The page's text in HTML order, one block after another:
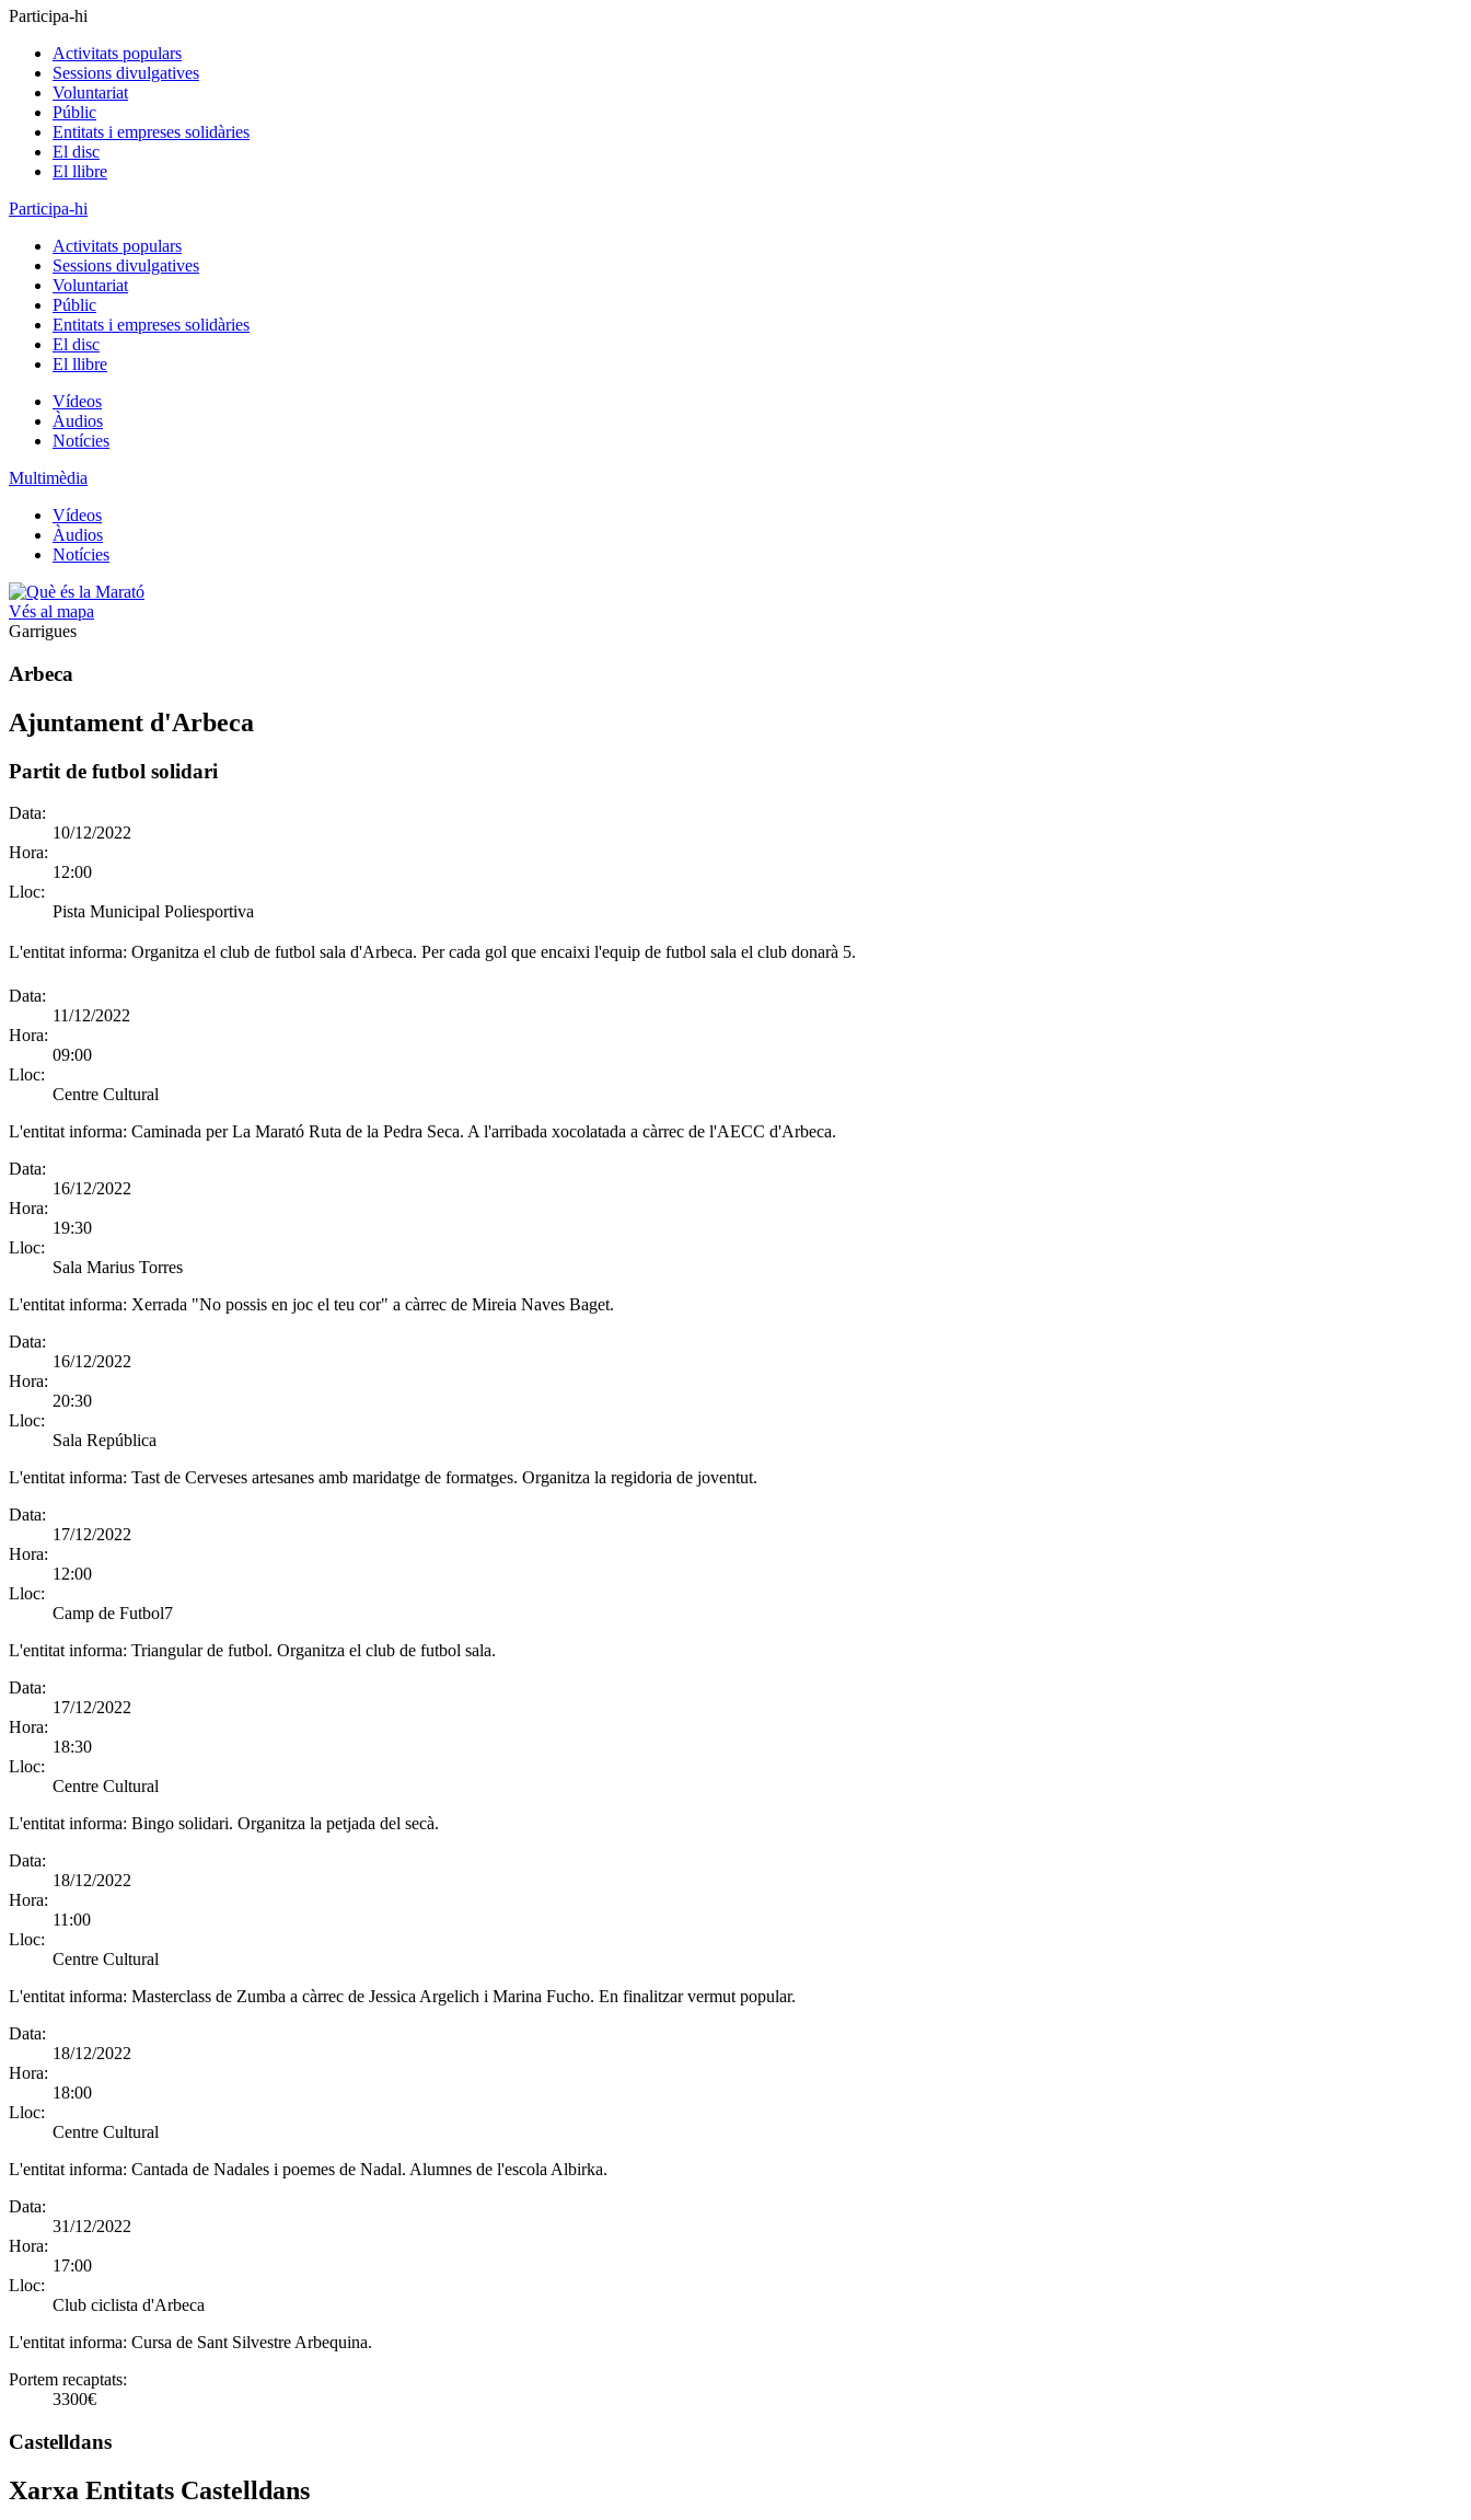
Participa-hi
Activitats populars
Sessions divulgatives
Voluntariat
Públic
Entitats i empreses solidàries
El disc
El llibre
Participa-hi
Activitats populars
Sessions divulgatives
Voluntariat
Públic
Entitats i empreses solidàries
El disc
El llibre
Vídeos
Àudios
Notícies
Multimèdia
Vídeos
Àudios
Notícies
Vés al mapa
Garrigues
Arbeca
Ajuntament d'Arbeca
Partit de futbol solidari
Data:
10/12/2022
Hora:
12:00
Lloc:
Pista Municipal Poliesportiva
L'entitat informa: Organitza el club de futbol sala d'Arbeca. Per cada gol que encaixi l'equip de futbol sala el club donarà 5.
Data:
11/12/2022
Hora:
09:00
Lloc:
Centre Cultural
L'entitat informa: Caminada per La Marató Ruta de la Pedra Seca. A l'arribada xocolatada a càrrec de l'AECC d'Arbeca.
Data:
16/12/2022
Hora:
19:30
Lloc:
Sala Marius Torres
L'entitat informa: Xerrada "No possis en joc el teu cor" a càrrec de Mireia Naves Baget.
Data:
16/12/2022
Hora:
20:30
Lloc:
Sala República
L'entitat informa: Tast de Cerveses artesanes amb maridatge de formatges. Organitza la regidoria de joventut.
Data:
17/12/2022
Hora:
12:00
Lloc:
Camp de Futbol7
L'entitat informa: Triangular de futbol. Organitza el club de futbol sala.
Data:
17/12/2022
Hora:
18:30
Lloc:
Centre Cultural
L'entitat informa: Bingo solidari. Organitza la petjada del secà.
Data:
18/12/2022
Hora:
11:00
Lloc:
Centre Cultural
L'entitat informa: Masterclass de Zumba a càrrec de Jessica Argelich i Marina Fucho. En finalitzar vermut popular.
Data:
18/12/2022
Hora:
18:00
Lloc:
Centre Cultural
L'entitat informa: Cantada de Nadales i poemes de Nadal. Alumnes de l'escola Albirka.
Data:
31/12/2022
Hora:
17:00
Lloc:
Club ciclista d'Arbeca
L'entitat informa: Cursa de Sant Silvestre Arbequina.
Portem recaptats:
3300€
Castelldans
Xarxa Entitats Castelldans